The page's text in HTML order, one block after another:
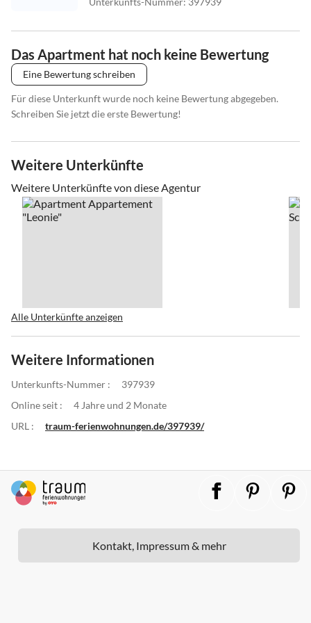
Das Apartment hat noch keine Bewertung
Eine Bewertung schreiben
Für diese Unterkunft wurde noch keine Bewertung abgegeben.
Schreiben Sie jetzt die erste Bewertung!
Weitere Unterkünfte
Weitere Unterkünfte von diese Agentur
Alle Unterkünfte anzeigen
Weitere Informationen
Unterkunfts-Nummer :
397939
Online seit :
4 Jahre und 2 Monate
URL :
traum-ferienwohnungen.de/397939/
Kontakt, Impressum & mehr